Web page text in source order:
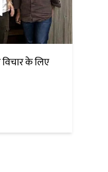
विचार के लिए